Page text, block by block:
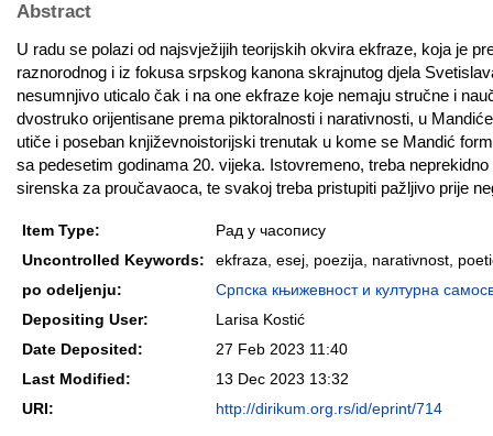
Abstract
U radu se polazi od najsvježijih teorijskih okvira ekfraze, koja je
raznorodnog i iz fokusa srpskog kanona skrajnutog djela
nesumnjivo uticalo čak i na one ekfraze koje nemaju stručne i
dvostruko orijentisane prema piktoralnosti i narativnosti, u
utiče i poseban književnoistorijski trenutak u kome se Mandić
sa pedesetim godinama 20. vijeka. Istovremeno, treba
sirenska za proučavaoca, te svakoj treba pristupiti pažljivo prije
Item Type:
Рад у часопису
Uncontrolled Keywords:
ekfraza, esej, poezija, narativnost,
po odeljenju:
Српска књижевност и културна
Depositing User:
Larisa Kostić
Date Deposited:
27 Feb 2023 11:40
Last Modified:
13 Dec 2023 13:32
URI:
http://dirikum.org.rs/id/eprint/714